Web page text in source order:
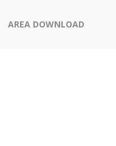
AREA DOWNLOAD